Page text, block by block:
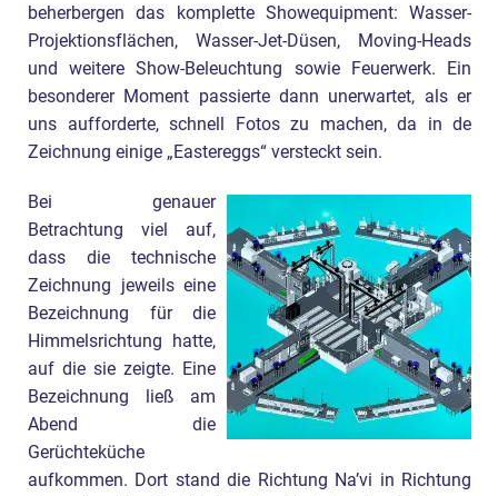
beherbergen das komplette Showequipment: Wasser-
Projektionsflächen, Wasser-Jet-Düsen, Moving-Heads
und weitere Show-Beleuchtung sowie Feuerwerk. Ein
besonderer Moment passierte dann unerwartet, als er
uns aufforderte, schnell Fotos zu machen, da in de
Zeichnung einige „Eastereggs“ versteckt sein.
Bei genauer
Betrachtung viel auf,
dass die technische
Zeichnung jeweils eine
Bezeichnung für die
Himmelsrichtung hatte,
auf die sie zeigte. Eine
Bezeichnung ließ am
Abend die
Gerüchteküche
aufkommen. Dort stand die Richtung Na’vi in Richtung